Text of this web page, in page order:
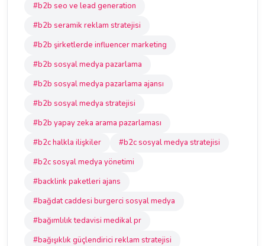
#b2b seo ve lead generation
#b2b seramik reklam stratejisi
#b2b şirketlerde influencer marketing
#b2b sosyal medya pazarlama
#b2b sosyal medya pazarlama ajansı
#b2b sosyal medya stratejisi
#b2b yapay zeka arama pazarlaması
#b2c halkla ilişkiler
#b2c sosyal medya stratejisi
#b2c sosyal medya yönetimi
#backlink paketleri ajans
#bağdat caddesi burgerci sosyal medya
#bağımlılık tedavisi medikal pr
#bağışıklık güçlendirici reklam stratejisi